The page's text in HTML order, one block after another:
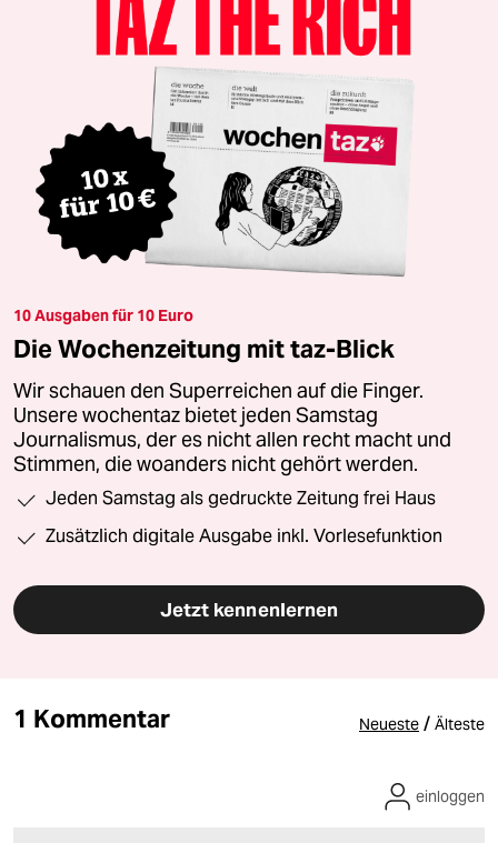
10 Ausgaben für 10 Euro
Die Wochenzeitung mit taz-Blick
Wir schauen den Superreichen auf die Finger.
Unsere wochentaz bietet jeden Samstag
Journalismus, der es nicht allen recht macht und
Stimmen, die woanders nicht gehört werden.
Jeden Samstag als gedruckte Zeitung frei Haus
Zusätzlich digitale Ausgabe inkl. Vorlesefunktion
Jetzt kennenlernen
1 Kommentar Neueste / Älteste
einloggen